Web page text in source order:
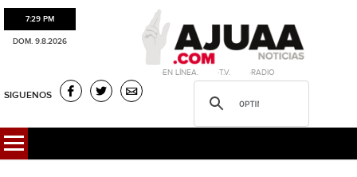
7:29 PM
DOM. 9.8.2026
·EN LÍNEA. ·T.V. ·RADIO
SIGUENOS